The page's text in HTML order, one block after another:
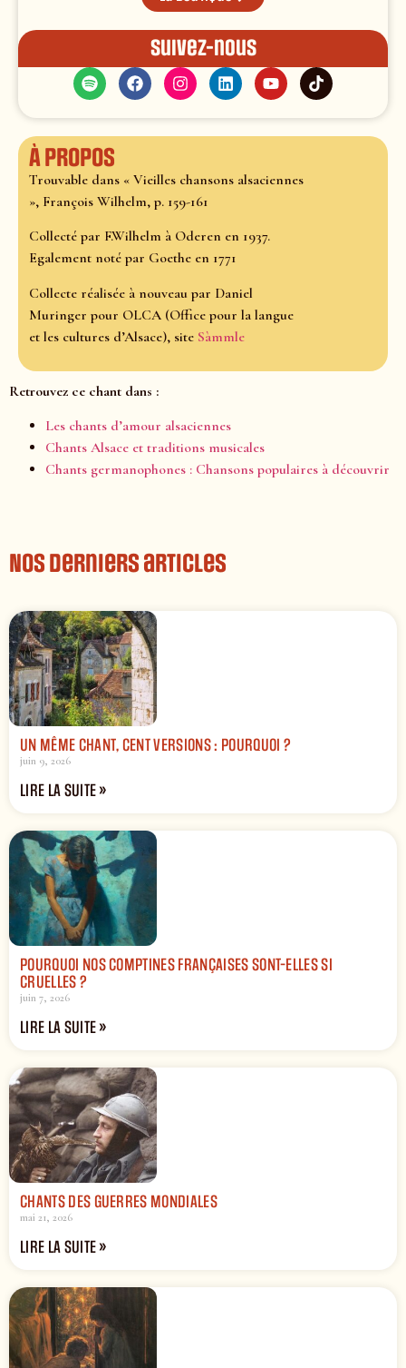
Suivez-nous
À propos
Trouvable dans « Vieilles chansons alsaciennes
», François Wilhelm, p. 159-161
Collecté par F.Wilhelm à Oderen en 1937.
Egalement noté par Goethe en 1771
Collecte réalisée à nouveau par Daniel
Muringer pour OLCA (Office pour la langue
et les cultures d’Alsace), site Sàmmle
Retrouvez ce chant dans :
Les chants d’amour alsaciennes
Chants Alsace et traditions musicales
Chants germanophones : Chansons populaires à découvrir
Nos derniers articles
UN MÊME CHANT, CENT VERSIONS : POURQUOI ?
juin 9, 2026
LIRE LA SUITE »
POURQUOI NOS COMPTINES FRANÇAISES SONT-ELLES SI
CRUELLES ?
juin 7, 2026
LIRE LA SUITE »
CHANTS DES GUERRES MONDIALES
mai 21, 2026
LIRE LA SUITE »